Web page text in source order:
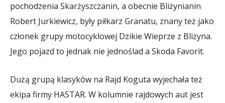
pochodzenia Skarżyszczanin, a obecnie Bliżynianin
Robert Jurkiewicz, były piłkarz Granatu, znany też jako
członek grupy motocyklowej Dzikie Wieprze z Bliżyna.
Jego pojazd to jednak nie jednoślad a Skoda Favorit.
Dużą grupą klasyków na Rajd Koguta wyjechała też
ekipa firmy HASTAR. W kolumnie rajdowych aut jest